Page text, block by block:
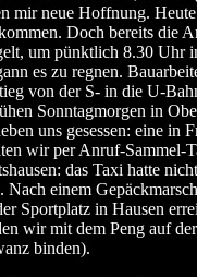
mir neue Hoffnung.
Doch bereits die
um pünktlich 8.30 Uhr
es zu regnen.
von der S- in die U-
Sonntagmorgen in
uns gesessen: eine in
wir per Anruf-Sammel-
das Taxi hatte
einem
Sportplatz in Hausen
wir mit dem Peng auf
binden).